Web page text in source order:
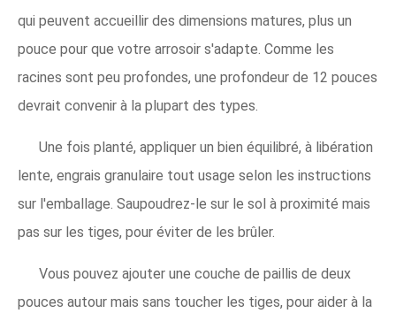
qui peuvent accueillir des dimensions matures, plus un
pouce pour que votre arrosoir s'adapte. Comme les
racines sont peu profondes, une profondeur de 12 pouces
devrait convenir à la plupart des types.
Une fois planté, appliquer un bien équilibré, à libération
lente, engrais granulaire tout usage selon les instructions
sur l'emballage. Saupoudrez-le sur le sol à proximité mais
pas sur les tiges, pour éviter de les brûler.
Vous pouvez ajouter une couche de paillis de deux
pouces autour mais sans toucher les tiges, pour aider à la